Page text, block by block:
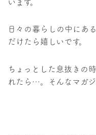
います。
日々の暮らしの中にあ
だけたら嬉しいです。
ちょっとした息抜きの
れたら…。そんなマガジ